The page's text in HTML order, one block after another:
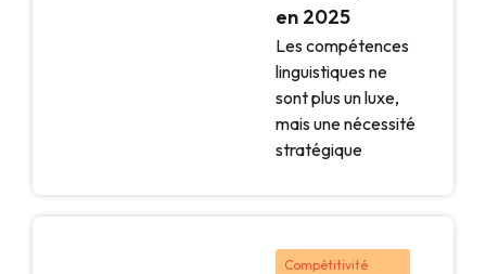
en 2025
Les compétences
linguistiques ne
sont plus un luxe,
mais une nécessité
stratégique
Compétitivité